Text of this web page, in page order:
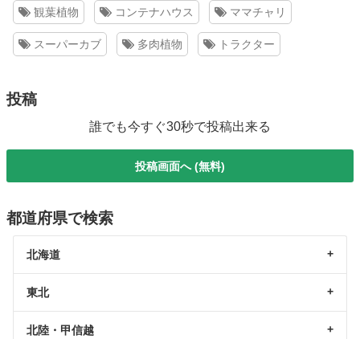
観葉植物 コンテナハウス ママチャリ
スーパーカブ 多肉植物 トラクター
投稿
誰でも今すぐ30秒で投稿出来る
投稿画面へ (無料)
都道府県で検索
北海道
東北
北陸・甲信越